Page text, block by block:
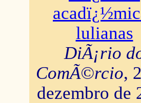
lulianas
DiÃ¡rio
ComÃ©rcio,
dezembro de